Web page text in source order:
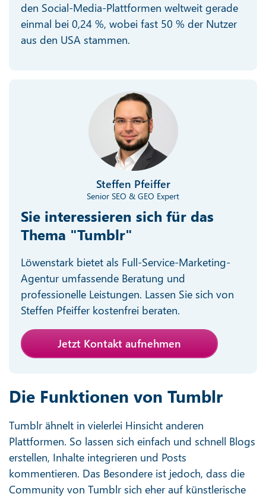
den Social-Media-Plattformen weltweit gerade
einmal bei 0,24 %, wobei fast 50 % der Nutzer
aus den USA stammen.
Steffen Pfeiffer
Senior SEO & GEO Expert
Sie interessieren sich für das
Thema "Tumblr"
Löwenstark bietet als Full-Service-Marketing-
Agentur umfassende Beratung und
professionelle Leistungen. Lassen Sie sich von
Steffen Pfeiffer kostenfrei beraten.
Jetzt Kontakt aufnehmen
Die Funktionen von Tumblr
Tumblr ähnelt in vielerlei Hinsicht anderen
Plattformen. So lassen sich einfach und schnell Blogs
erstellen, Inhalte integrieren und Posts
kommentieren. Das Besondere ist jedoch, dass die
Community von Tumblr sich eher auf künstlerische